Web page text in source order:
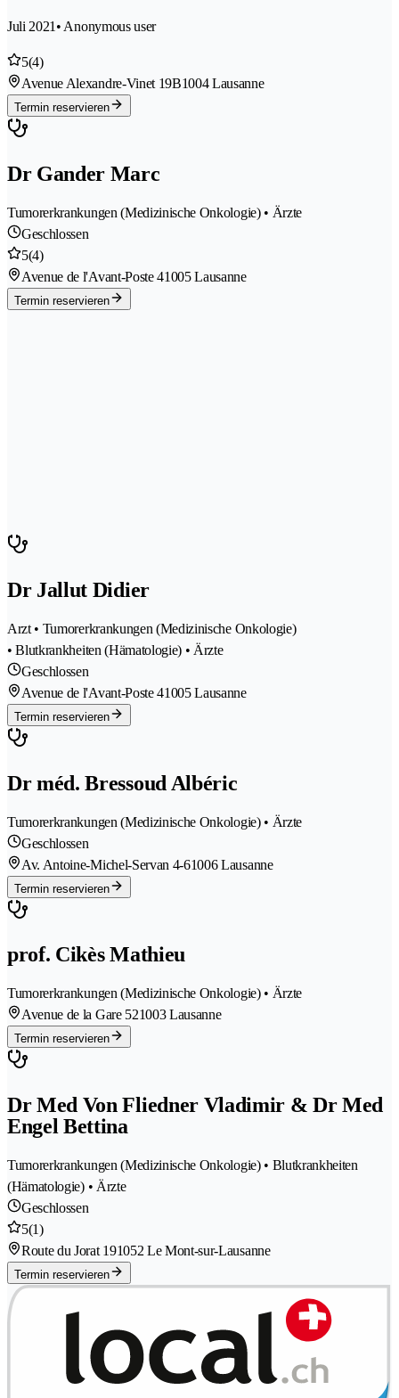
Juli 2021 • Anonymous user
5(4)
Avenue Alexandre-Vinet 19B1004 Lausanne
Termin reservieren
Dr Gander Marc
Tumorerkrankungen (Medizinische Onkologie) • Ärzte
Geschlossen
5(4)
Avenue de l'Avant-Poste 41005 Lausanne
Termin reservieren
Dr Jallut Didier
Arzt • Tumorerkrankungen (Medizinische Onkologie)
• Blutkrankheiten (Hämatologie) • Ärzte
Geschlossen
Avenue de l'Avant-Poste 41005 Lausanne
Termin reservieren
Dr méd. Bressoud Albéric
Tumorerkrankungen (Medizinische Onkologie) • Ärzte
Geschlossen
Av. Antoine-Michel-Servan 4-61006 Lausanne
Termin reservieren
prof. Cikès Mathieu
Tumorerkrankungen (Medizinische Onkologie) • Ärzte
Avenue de la Gare 521003 Lausanne
Termin reservieren
Dr Med Von Fliedner Vladimir & Dr Med
Engel Bettina
Tumorerkrankungen (Medizinische Onkologie) • Blutkrankheiten
(Hämatologie) • Ärzte
Geschlossen
5(1)
Route du Jorat 191052 Le Mont-sur-Lausanne
Termin reservieren